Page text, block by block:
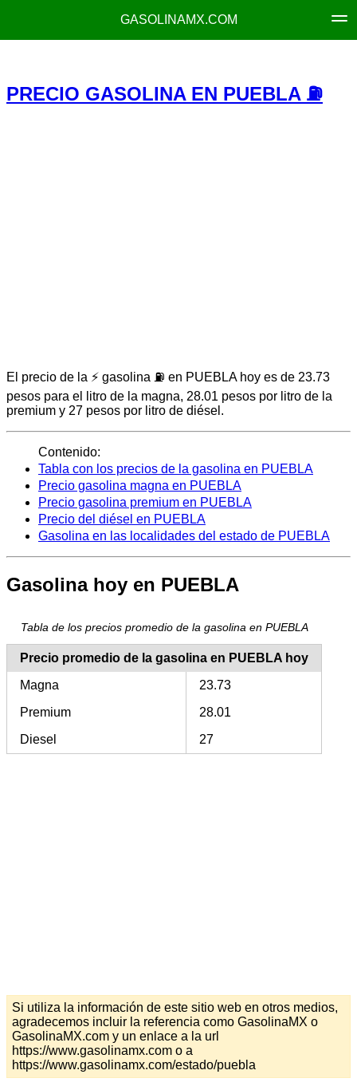
GASOLINAMX.COM
PRECIO GASOLINA EN PUEBLA ⛽
El precio de la ⚡ gasolina ⛽ en PUEBLA hoy es de 23.73
pesos para el litro de la magna, 28.01 pesos por litro de la
premium y 27 pesos por litro de diésel.
Contenido:
Tabla con los precios de la gasolina en PUEBLA
Precio gasolina magna en PUEBLA
Precio gasolina premium en PUEBLA
Precio del diésel en PUEBLA
Gasolina en las localidades del estado de PUEBLA
Gasolina hoy en PUEBLA
Tabla de los precios promedio de la gasolina en PUEBLA
Precio promedio de la gasolina en PUEBLA hoy
Magna
23.73
Premium
28.01
Diesel
27
Si utiliza la información de este sitio web en otros medios,
agradecemos incluir la referencia como GasolinaMX o
GasolinaMX.com y un enlace a la url
https://www.gasolinamx.com o a
https://www.gasolinamx.com/estado/puebla